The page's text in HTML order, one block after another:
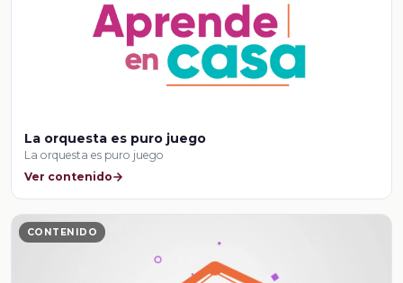
La orquesta es puro juego
La orquesta es puro juego
Ver contenido
CONTENIDO